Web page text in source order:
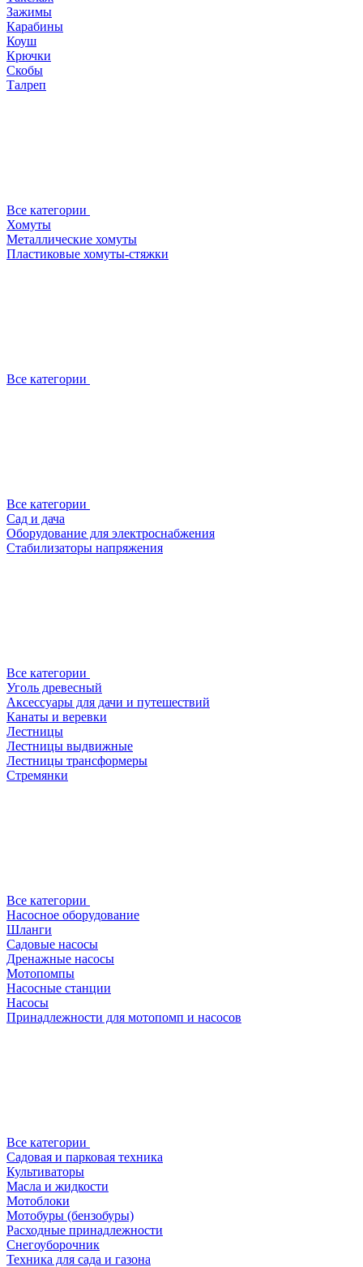
Зажимы
Карабины
Коуш
Крючки
Скобы
Талреп
Все категории
Хомуты
Металлические хомуты
Пластиковые хомуты-стяжки
Все категории
Все категории
Сад и дача
Оборудование для электроснабжения
Стабилизаторы напряжения
Все категории
Уголь древесный
Аксессуары для дачи и путешествий
Канаты и веревки
Лестницы
Лестницы выдвижные
Лестницы трансформеры
Стремянки
Все категории
Насосное оборудование
Шланги
Садовые насосы
Дренажные насосы
Мотопомпы
Насосные станции
Насосы
Принадлежности для мотопомп и насосов
Все категории
Садовая и парковая техника
Культиваторы
Масла и жидкости
Мотоблоки
Мотобуры (бензобуры)
Расходные принадлежности
Снегоуборочник
Техника для сада и газона